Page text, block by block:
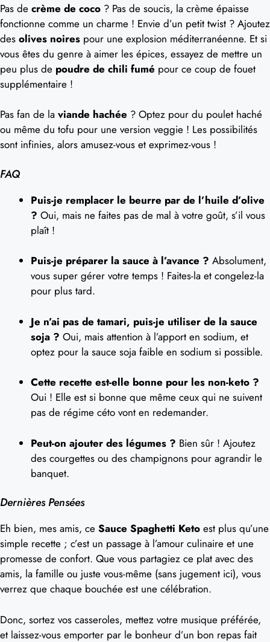
Pas de crème de coco ? Pas de soucis, la crème épaisse
fonctionne comme un charme ! Envie d’un petit twist ? Ajoutez
des olives noires pour une explosion méditerranéenne. Et si
vous êtes du genre à aimer les épices, essayez de mettre un
peu plus de poudre de chili fumé pour ce coup de fouet
supplémentaire !
Pas fan de la viande hachée ? Optez pour du poulet haché
ou même du tofu pour une version veggie ! Les possibilités
sont infinies, alors amusez-vous et exprimez-vous !
FAQ
Puis-je remplacer le beurre par de l’huile d’olive
? Oui, mais ne faites pas de mal à votre goût, s’il vous
plaît !
Puis-je préparer la sauce à l’avance ? Absolument,
vous super gérer votre temps ! Faites-la et congelez-la
pour plus tard.
Je n’ai pas de tamari, puis-je utiliser de la sauce
soja ? Oui, mais attention à l’apport en sodium, et
optez pour la sauce soja faible en sodium si possible.
Cette recette est-elle bonne pour les non-keto ?
Oui ! Elle est si bonne que même ceux qui ne suivent
pas de régime céto vont en redemander.
Peut-on ajouter des légumes ? Bien sûr ! Ajoutez
des courgettes ou des champignons pour agrandir le
banquet.
Dernières Pensées
Eh bien, mes amis, ce Sauce Spaghetti Keto est plus qu’une
simple recette ; c’est un passage à l’amour culinaire et une
promesse de confort. Que vous partagiez ce plat avec des
amis, la famille ou juste vous-même (sans jugement ici), vous
verrez que chaque bouchée est une célébration.
Donc, sortez vos casseroles, mettez votre musique préférée,
et laissez-vous emporter par le bonheur d’un bon repas fait